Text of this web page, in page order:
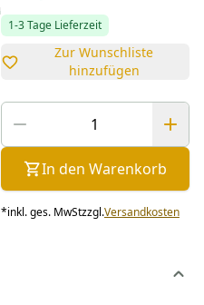
1-3 Tage Lieferzeit
Zur Wunschliste
hinzufügen
In den Warenkorb
*inkl. ges. MwStzzgl.Versandkosten